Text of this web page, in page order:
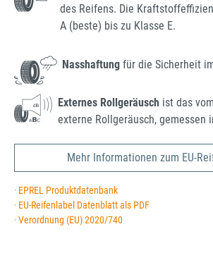
des Reifens. Die
A (beste) bis zu Klasse E.
Nasshaftung für die Sicherheit
Externes Rollgeräusch ist das
externe Rollgeräusch, gemessen
Mehr Informationen zum EU-
· EPREL Produktdatenbank
· EU-Reifenlabel Datenblatt als PDF
· Verordnung (EU) 2020/740